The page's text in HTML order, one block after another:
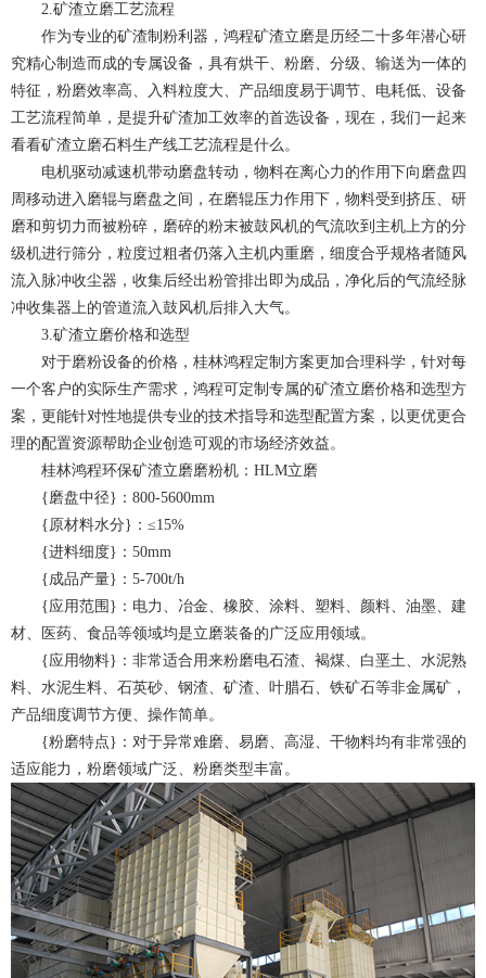
2.矿渣立磨工艺流程
作为专业的矿渣制粉利器，鸿程矿渣立磨是历经二十多年潜心研
究精心制造而成的专属设备，具有烘干、粉磨、分级、输送为一体的
特征，粉磨效率高、入料粒度大、产品细度易于调节、电耗低、设备
工艺流程简单，是提升矿渣加工效率的首选设备，现在，我们一起来
看看矿渣立磨石料生产线工艺流程是什么。
电机驱动减速机带动磨盘转动，物料在离心力的作用下向磨盘四
周移动进入磨辊与磨盘之间，在磨辊压力作用下，物料受到挤压、研
磨和剪切力而被粉碎，磨碎的粉末被鼓风机的气流吹到主机上方的分
级机进行筛分，粒度过粗者仍落入主机内重磨，细度合乎规格者随风
流入脉冲收尘器，收集后经出粉管排出即为成品，净化后的气流经脉
冲收集器上的管道流入鼓风机后排入大气。
3.矿渣立磨价格和选型
对于磨粉设备的价格，桂林鸿程定制方案更加合理科学，针对每
一个客户的实际生产需求，鸿程可定制专属的矿渣立磨价格和选型方
案，更能针对性地提供专业的技术指导和选型配置方案，以更优更合
理的配置资源帮助企业创造可观的市场经济效益。
桂林鸿程环保矿渣立磨磨粉机：HLM立磨
{磨盘中径}：800-5600mm
{原材料水分}：≤15%
{进料细度}：50mm
{成品产量}：5-700t/h
{应用范围}：电力、冶金、橡胶、涂料、塑料、颜料、油墨、建
材、医药、食品等领域均是立磨装备的广泛应用领域。
{应用物料}：非常适合用来粉磨电石渣、褐煤、白垩土、水泥熟
料、水泥生料、石英砂、钢渣、矿渣、叶腊石、铁矿石等非金属矿，
产品细度调节方便、操作简单。
{粉磨特点}：对于异常难磨、易磨、高湿、干物料均有非常强的
适应能力，粉磨领域广泛、粉磨类型丰富。